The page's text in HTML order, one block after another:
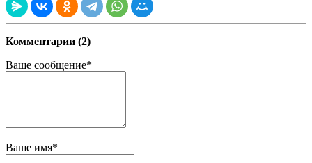
Комментарии (2)
Ваше сообщение*
Ваше имя*